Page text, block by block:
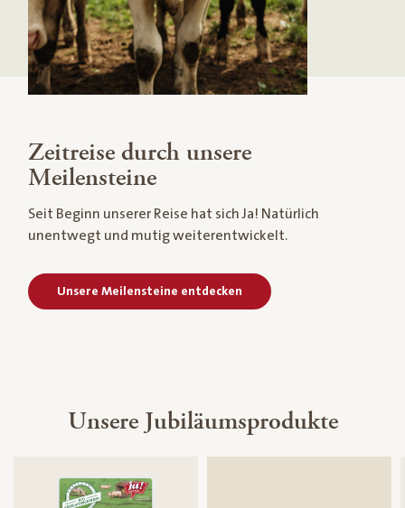
Zeitreise durch unsere
Meilensteine
Seit Beginn unserer Reise hat sich Ja! Natürlich
unentwegt und mutig weiterentwickelt.
Unsere Meilensteine entdecken
Unsere Jubiläumsprodukte